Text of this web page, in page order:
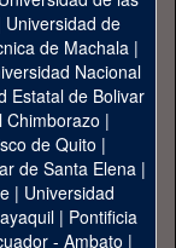
Universidad de
de Machala|
Nacional
Estatal de Bolivar
Chimborazo |
de Quito |
de Santa Elena|
| Universidad
| Pontificia
- Ambato |